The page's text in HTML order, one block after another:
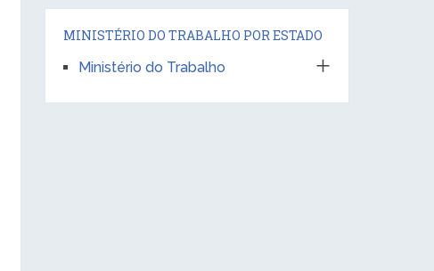
MINISTÉRIO DO TRABALHO POR ESTADO
Ministério do Trabalho